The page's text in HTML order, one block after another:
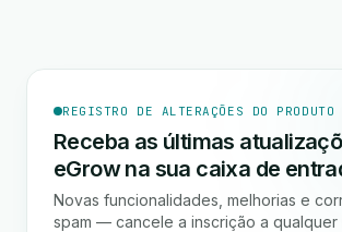
REGISTRO DE ALTERAÇÕES DO PRODUTO
Receba as últimas
eGrow na sua caixa de
Novas funcionalidades, melhorias e
spam — cancele a inscrição a qualquer